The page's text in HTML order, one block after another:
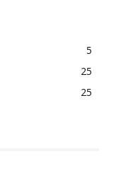
5
25
25